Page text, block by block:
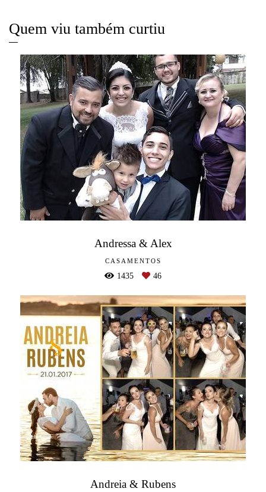
Quem viu também curtiu
Andressa & Alex
CASAMENTOS
1435 46
Andreia & Rubens